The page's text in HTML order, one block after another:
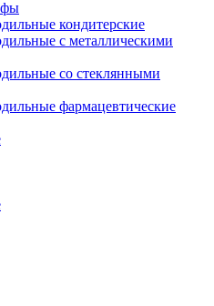
кондитерские
с металлическими
со стеклянными
фармацевтические